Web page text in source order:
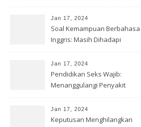
Jan 17, 2024
Soal Kemampuan Berbahasa
Inggris: Masih Dihadapi
Jan 17, 2024
Pendidikan Seks Wajib:
Menanggulangi Penyakit
Jan 17, 2024
Keputusan Menghilangkan